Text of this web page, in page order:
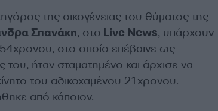
της οικογένειας του θύματος της
Σπανάκη, στο Live News, υπάρχουν
στο οποίο επέβαινε ως
ήταν σταματημένο και άρχισε να
του αδικοχαμένου 21χρονου.
από κάποιον.